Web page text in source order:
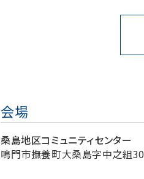
会場
桑島地区コミュニティセンター
鳴門市撫養町大桑島字中之組30